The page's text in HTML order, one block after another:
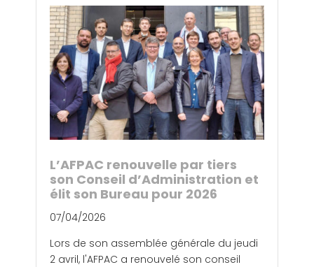
L’AFPAC renouvelle par tiers
son Conseil d’Administration et
élit son Bureau pour 2026
07/04/2026
Lors de son assemblée générale du jeudi
2 avril, l'AFPAC a renouvelé son conseil